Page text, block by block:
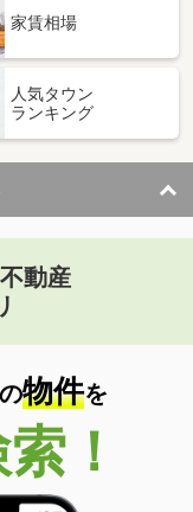
字桜屋敷
泥田
字泥田
家賃相場
人気タウン
ランキング
動産
物件を
！